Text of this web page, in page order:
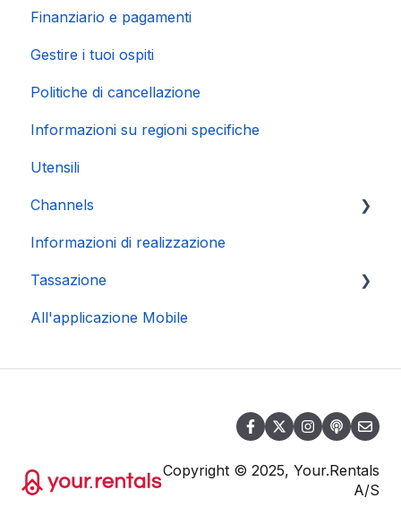
Finanziario e pagamenti
Gestire i tuoi ospiti
Politiche di cancellazione
Informazioni su regioni specifiche
Utensili
Channels
Connessione Account
Informazioni di realizzazione
Tassazione
DAC 7
All'applicazione Mobile
Copyright © 2025, Your.Rentals
A/S